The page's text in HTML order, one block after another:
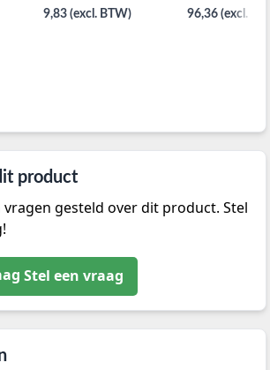
9,83 (excl. BTW)
96,36 (excl.
product
vragen gesteld over dit product. Stel
Stel een vraag